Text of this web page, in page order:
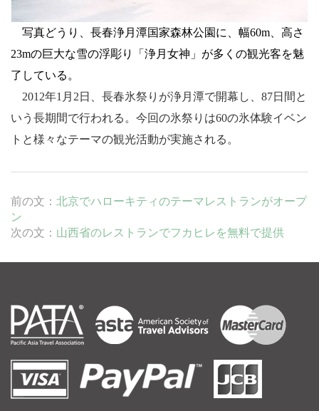
写真どうり、 長春浄月潭国家森林公園に、幅60m 、高さ
23mの巨大な雪の浮彫り「浄月女神」が多くの観光客を魅
了している。
2012年1 月 2 日 、長春氷祭りが浄月潭で開幕し、 87日間と
いう長期間で行われる。今回の氷祭りは60の氷体験イベン
トと様々なテーマの観光活動が実施される。
前の文： 北京でハローキティのテーマレストランがオープ
ン
次の文： 山西省のレストランでフカヒレを無料で提供